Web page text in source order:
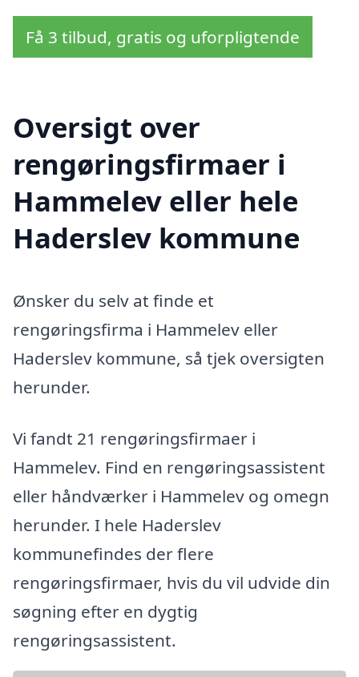
Få 3 tilbud, gratis og uforpligtende
Oversigt over
rengøringsfirmaer i
Hammelev eller hele
Haderslev kommune
Ønsker du selv at finde et
rengøringsfirma i Hammelev eller
Haderslev kommune, så tjek oversigten
herunder.
Vi fandt 21 rengøringsfirmaer i
Hammelev. Find en rengøringsassistent
eller håndværker i Hammelev og omegn
herunder. I hele Haderslev
kommunefindes der flere
rengøringsfirmaer, hvis du vil udvide din
søgning efter en dygtig
rengøringsassistent.